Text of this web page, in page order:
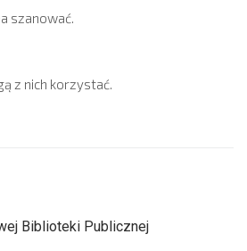
szanować.
z nich korzystać.
Biblioteki Publicznej